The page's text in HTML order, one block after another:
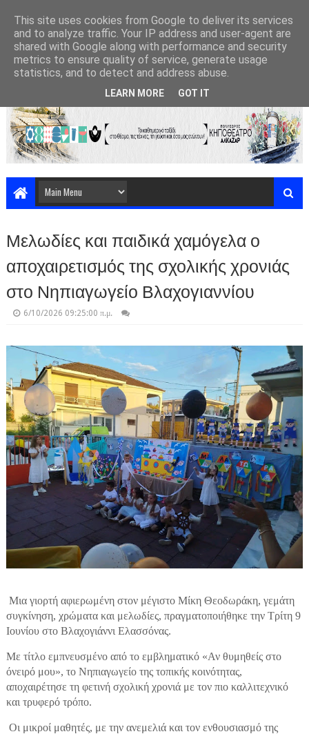
Μελωδίες και παιδικά χαμόγελα ο
αποχαιρετισμός της σχολικής χρονιάς
στο Νηπιαγωγείο Βλαχογιαννίου
6/10/2026 09:25:00 π.μ.
Μια γιορτή αφιερωμένη στον μέγιστο Μίκη Θεοδωράκη, γεμάτη
συγκίνηση, χρώματα και μελωδίες, πραγματοποιήθηκε την Τρίτη 9
Ιουνίου στο Βλαχογιάννι Ελασσόνας.
Με τίτλο εμπνευσμένο από το εμβληματικό «Αν θυμηθείς στο
όνειρό μου», το Νηπιαγωγείο της τοπικής κοινότητας,
αποχαιρέτησε τη φετινή σχολική χρονιά με τον πιο καλλιτεχνικό
και τρυφερό τρόπο.
Οι μικροί μαθητές, με την ανεμελιά και τον ενθουσιασμό της
This site uses cookies from Google to deliver its services
and to analyze traffic. Your IP address and user-agent are
shared with Google along with performance and security
metrics to ensure quality of service, generate usage
statistics, and to detect and address abuse.
LEARN MORE GOT IT